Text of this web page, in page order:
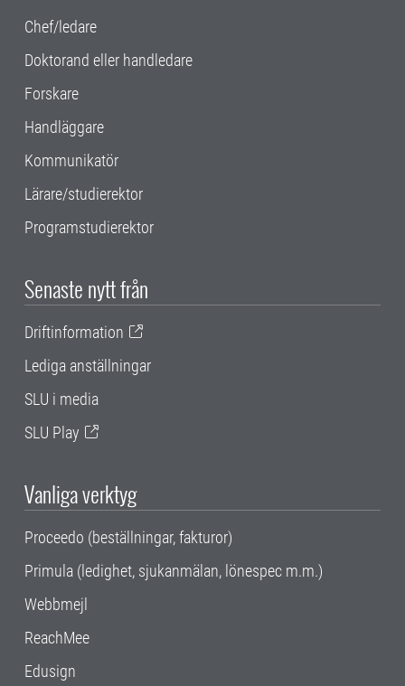
Chef/ledare
Doktorand eller handledare
Forskare
Handläggare
Kommunikatör
Lärare/studierektor
Programstudierektor
Senaste nytt från
Driftinformation
Lediga anställningar
SLU i media
SLU Play
Vanliga verktyg
Proceedo (beställningar, fakturor)
Primula (ledighet, sjukanmälan, lönespec m.m.)
Webbmejl
ReachMee
Edusign